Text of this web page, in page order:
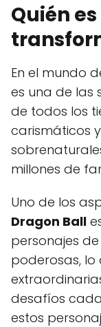
Quién
En el mundo
es una de las
de todos los
carismáticos
millones de
Uno de los
Dragon Ball
personajes
poderosas, lo
desafíos
estos